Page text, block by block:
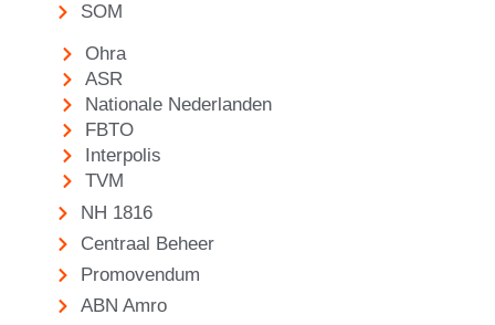
SOM
Ohra
ASR
Nationale Nederlanden
FBTO
Interpolis
TVM
NH 1816
Centraal Beheer
Promovendum
ABN Amro